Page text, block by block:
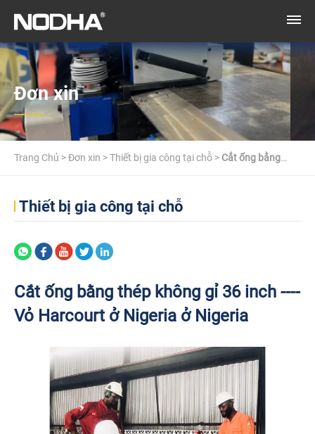
Đơn xin
Trang Chủ >Đơn xin >Thiết bị gia công tại chỗ > Cắt ống bằng
Thiết bị gia công tại chỗ
Cắt ống bằng thép không gỉ 36 inch ----
Vỏ Harcourt ở Nigeria ở Nigeria